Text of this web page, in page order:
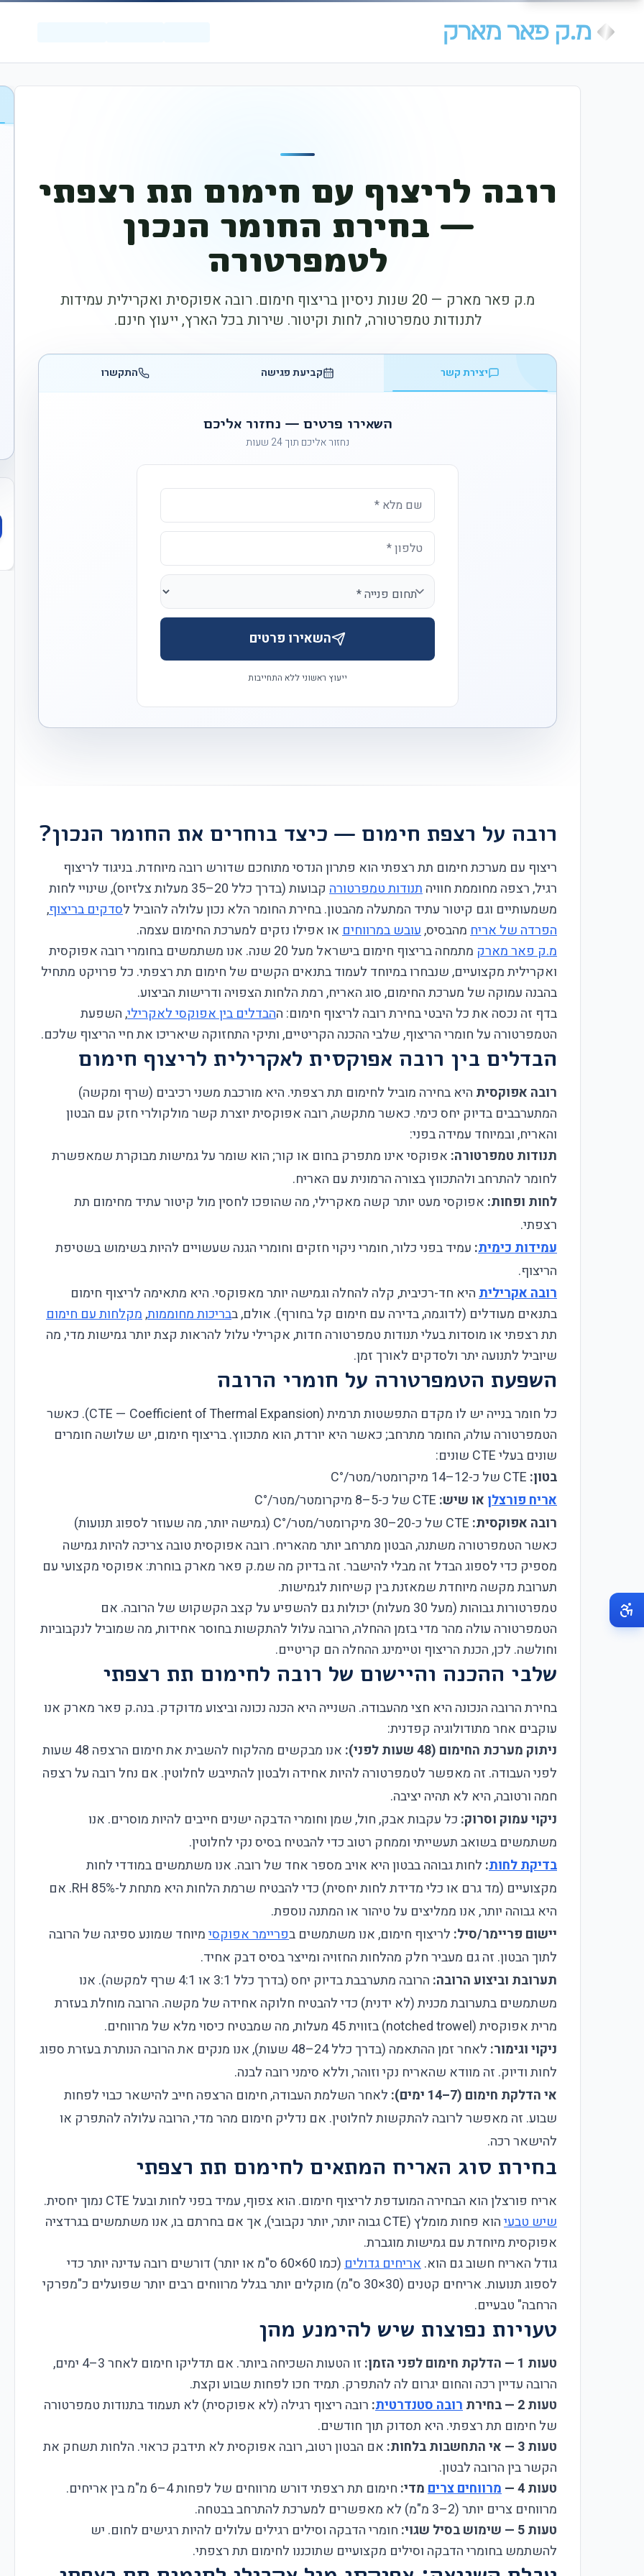
רובה לריצוף עם חימום תת רצפתי
— בחירת החומר הנכון
לטמפרטורה
מ.ק פאר מארק — 20 שנות ניסיון בריצוף חימום. רובה אפוקסית ואקרילית עמידות
לתנודות טמפרטורה, לחות וקיטור. שירות בכל הארץ, ייעוץ חינם.
יצירת קשר קביעת פגישה התקשרו
השאירו פרטים — נחזור אליכם
נחזור אליכם תוך 24 שעות
השאירו פרטים
ייעוץ ראשוני ללא התחייבות
רובה על רצפת חימום — כיצד בוחרים את החומר הנכון?
ריצוף עם מערכת חימום תת רצפתי הוא פתרון הנדסי מתוחכם שדורש רובה מיוחדת. בניגוד לריצוף
רגיל, רצפה מחוממת חוויהתנודות טמפרטורה
קבועות (בדרך כלל 20–35 מעלות צלזיוס), שינויי לחות
משמעותיים וגם קיטור עתיד המתעלה מהבטון. בחירת החומר הלא נכון עלולה להוביל לסדקים בריצוף,
הפרדה של אריחמהבסיס,עובש במרווחיםאו אפילו נזקים למערכת החימום עצמה.
מ.ק פאר מארק
מתמחה בריצוף חימום בישראל מעל 20 שנה. אנו משתמשים בחומרי רובה אפוקסית
ואקרילית מקצועיים, שנבחרו במיוחד לעמוד בתנאים הקשים של חימום תת רצפתי. כל פרויקט מתחיל
בהבנה עמוקה של מערכת החימום, סוג האריח, רמת הלחות הצפויה ודרישות הביצוע.
בדף זה נכסה את כל היבטי בחירת רובה לריצוף חימום: ההבדלים בין אפוקסי לאקרילי, השפעת
הטמפרטורה על חומרי הריצוף, שלבי ההכנה הקריטיים, ותיקי התחזוקה שיאריכו את חיי הריצוף שלכם.
הבדלים בין רובה אפוקסית לאקרילית לריצוף חימום
רובה אפוקסית היא בחירה מוביל לחימום תת רצפתי. היא מורכבת משני רכיבים (שרף ומקשה)
המתערבבים בדיוק יחס כימי. כאשר מתקשה, רובה אפוקסית יוצרת קשר מולקולרי חזק עם הבטון
והאריח, ובמיוחד עמידה בפני:
תנודות טמפרטורה: אפוקסי אינו מתפרק בחום או קור; הוא שומר על גמישות מבוקרת שמאפשרת
לחומר להתרחב ולהתכווץ בצורה הרמונית עם האריח.
לחות ופחות: אפוקסי מעט יותר קשה מאקרילי, מה שהופכו לחסין מול קיטור עתיד מחימום תת
רצפתי.
עמידות כימית: עמיד בפני כלור, חומרי ניקוי חזקים וחומרי הגנה שעשויים להיות בשימוש בשטיפת
הריצוף.
רובה אקריליתהיא חד-רכיבית, קלה להחלה וגמישה יותר מאפוקסי. היא מתאימה לריצוף חימום
בתנאים מעודלים (לדוגמה, בדירה עם חימום קל בחורף). אולם, בבריכות מחוממות,מקלחות עם חימום
תת רצפתי או מוסדות בעלי תנודות טמפרטורה חדות, אקרילי עלול להראות קצת יותר גמישות מדי, מה
שיוביל לתנועה יתר ולסדקים לאורך זמן.
השפעת הטמפרטורה על חומרי הרובה
כל חומר בנייה יש לו מקדם התפשטות תרמית (CTE — Coefficient of Thermal Expansion). כאשר
הטמפרטורה עולה, החומר מתרחב; כאשר היא יורדת, הוא מתכווץ. בריצוף חימום, יש שלושה חומרים
שונים בעלי CTE שונים:
בטון:
אריח פורצלן או שיש:
רובה אפוקסית:
כאשר הטמפרטורה משתנה, הבטון מתרחב יותר מהאריח. רובה אפוקסית טובה צריכה להיות גמישה
מספיק כדי לספוג הבדל זה מבלי להישבר. זה בדיוק מה שמ.ק פאר מארק בוחרת: אפוקסי מקצועי עם
תערובת מקשה מיוחדת שמאזנת בין קשיחות לגמישות.
טמפרטורות גבוהות (מעל 30 מעלות) יכולות גם להשפיע על קצב הקשקוש של הרובה. אם
הטמפרטורה עולה מהר מדי בזמן ההחלה, הרובה עלול להתקשות בחוסר אחידות, מה שמוביל לנקבוביות
וחולשה. לכן, הכנת הריצוף וטיימינג ההחלה הם קריטיים.
שלבי ההכנה והיישום של רובה לחימום תת רצפתי
בחירת הרובה הנכונה היא חצי מהעבודה. השנייה היא הכנה נכונה וביצוע מדוקדק. בנה.ק פאר מארק אנו
עוקבים אחר מתודולוגיה קפדנית:
ניתוק מערכת החימום (48 שעות לפני):
אנו מבקשים מהלקוח להשבית את חימום הרצפה 48 שעות
לפני העבודה. זה מאפשר לטמפרטורה להיות אחידה ולבטון להתייבש לחלוטין. אם נחל רובה על רצפה
חמה ורטובה, היא לא תהיה יציבה.
ניקוי עמוק וסרוק: כל עקבות אבק, חול, שמן וחומרי הדבקה ישנים חייבים להיות מוסרים. אנו
משתמשים בשואב תעשייתי וממחק רטוב כדי להבטיח בסיס נקי לחלוטין.
בדיקת לחות: לחות גבוהה בבטון היא אויב מספר אחד של רובה. אנו משתמשים במודדי לחות
מקצועיים (מד גרם או כלי מדידת לחות יחסית) כדי להבטיח שרמת הלחות היא מתחת ל-85% RH. אם
היא גבוהה יותר, אנו ממליצים על טיהור או המתנה נוספת.
יישום פריימר/סיל: לריצוף חימום, אנו משתמשים בפריימר אפוקסימיוחד שמונע ספיגה של הרובה
לתוך הבטון. זה גם מעביר חלק מהלחות החזויה ומייצר בסיס דבק אחיד.
תערובת וביצוע הרובה:
הרובה מתערבבת בדיוק יחס (בדרך כלל 3:1 או 4:1 שרף למקשה). אנו
משתמשים בתערובת מכנית (לא ידנית) כדי להבטיח חלוקה אחידה של מקשה. הרובה מוחלת בעזרת
מרית אפוקסית (notched trowel) בזווית 45 מעלות, מה שמבטיח כיסוי מלא של מרווחים.
ניקוי וגימור:
לאחר זמן ההתאמה (בדרך כלל 24–48 שעות), אנו מנקים את הרובה הנותרת בעזרת ספוג
לחות ודיוק. זה מוודא שהאריח נקי וזוהר, וללא סימני רובה לבנה.
אי הדלקת חימום (7–14 ימים):
לאחר השלמת העבודה, חימום הרצפה חייב להישאר כבוי לפחות
שבוע. זה מאפשר לרובה להתקשות לחלוטין. אם נדליק חימום מהר מדי, הרובה עלולה להתפרק או
להישאר רכה.
בחירת סוג האריח המתאים לחימום תת רצפתי
אריח פורצלן הוא הבחירה המועדפת לריצוף חימום. הוא צפוף, עמיד בפני לחות ובעל CTE נמוך יחסית.
שיש טבעי
הוא פחות מומלץ (CTE גבוה יותר, יותר נקבובי), אך אם בחרתם בו, אנו משתמשים בגרדציה
אפוקסית מיוחדת עם גמישות מוגברת.
גודל האריח חשוב גם הוא.אריחים גדולים
(כמו 60×60 ס"מ או יותר) דורשים רובה עדינה יותר כדי
לספוג תנועות. אריחים קטנים (30×30 ס"מ) מוקלים יותר בגלל מרווחים רבים יותר שפועלים כ"מפרקי
הרחבה" טבעיים.
טעויות נפוצות שיש להימנע מהן
טעות 1 — הדלקת חימום לפני הזמן:
זו הטעות השכיחה ביותר. אם תדליקו חימום לאחר 3–4 ימים,
הרובה עדיין רכה והחום יגרום לה להתפרק. תמיד חכו לפחות שבוע וקצת.
טעות 2 — בחירת
רובה סטנדרטית: רובה ריצוף רגילה (לא אפוקסית) לא תעמוד בתנודות טמפרטורה
של חימום תת רצפתי. היא תסדוק תוך חודשים.
טעות 3 — אי התחשבות בלחות:
אם הבטון רטוב, רובה אפוקסית לא תידבק כראוי. הלחות תשחק את
הקשר בין הרובה לבטון.
טעות 4 —
מרווחים צריםמדי:
חימום תת רצפתי דורש מרווחים של לפחות 4–6 מ"מ בין אריחים.
מרווחים צרים יותר (2–3 מ"מ) לא מאפשרים למערכת להתרחב בבטחה.
טעות 5 — שימוש בסיל שגוי:
חומרי הדבקה וסילים רגילים עלולים להיות רגישים לחום. יש
להשתמש בחומרי הדבקה וסילים מקצועיים שתוכננו לחימום תת רצפתי.